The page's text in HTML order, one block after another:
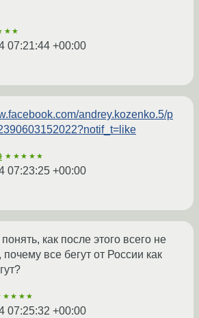
07:21:44 +00:00
andrey.kozenko.5/p
★★★★★
07:23:25 +00:00
как после этого всего не
все бегут от России как
07:25:32 +00:00